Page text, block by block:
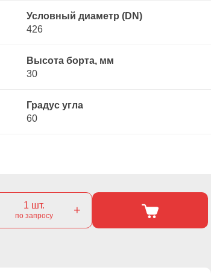
Условный диаметр (DN)
426
Высота борта, мм
30
Градус угла
60
1 шт.
по запросу +